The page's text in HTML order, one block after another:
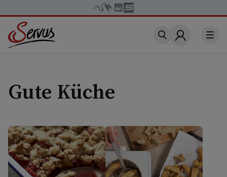
Account
Gute Küche